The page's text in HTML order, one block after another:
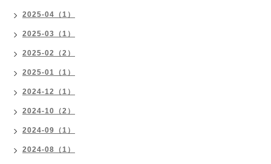
2025-04（1）
2025-03（1）
2025-02（2）
2025-01（1）
2024-12（1）
2024-10（2）
2024-09（1）
2024-08（1）